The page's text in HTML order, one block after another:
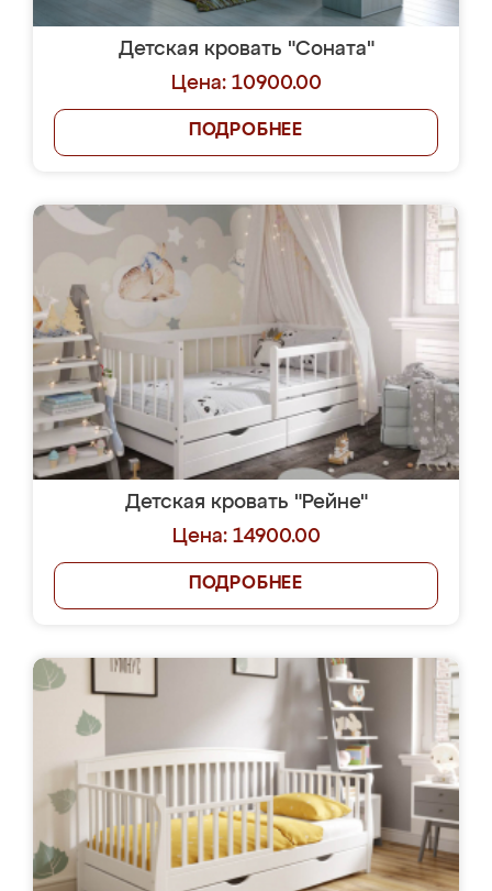
Детская кровать "Соната"
Цена: 10900.00
ПОДРОБНЕЕ
Детская кровать "Рейне"
Цена: 14900.00
ПОДРОБНЕЕ